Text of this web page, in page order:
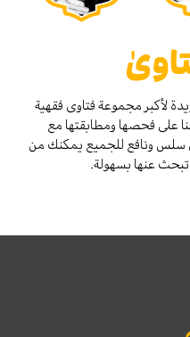
لأكبر مجموعة فتاوى فقهية
على فحصها ومطابقتها مع
سلس ونافع للجميع يمكنك من
تبحث عنها بسهولة.